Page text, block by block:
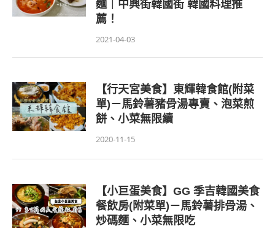
麵｜中興街韓國街 韓國料理推
薦！
2021-04-03
【行天宮美食】東輝韓食館(附菜
單)－馬鈴薯豬骨湯專賣、泡菜煎
餅、小菜無限續
2020-11-15
【小巨蛋美食】GG 季吉韓國美食
餐飲房(附菜單)－馬鈴薯排骨湯、
炒碼麵、小菜無限吃